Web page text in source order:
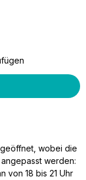
wobei die
werden:
von 18 bis 21 Uhr